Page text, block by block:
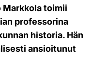
Markkola toimii
professorina
historia. Hän
ansioitunut